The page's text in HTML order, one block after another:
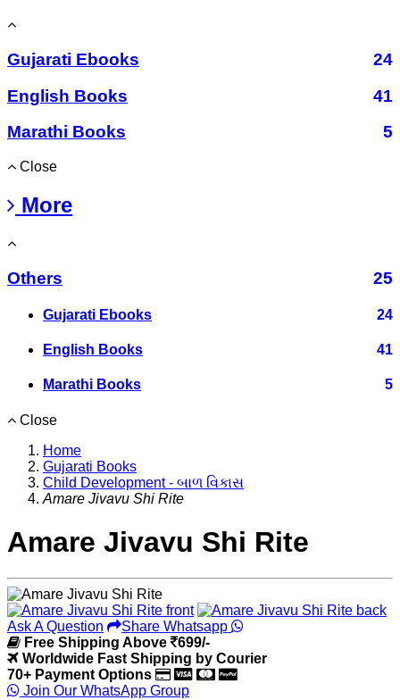
Gujarati Ebooks
24
English Books
41
Marathi Books
5
Close
More
Others 25
Gujarati Ebooks 24
English Books 41
Marathi Books 5
Close
Home
Gujarati Books
Child Development - બાળ વિકાસ
Amare Jivavu Shi Rite
Amare Jivavu Shi Rite
Ask A Question
Share Whatsapp
Free Shipping Above
699/-
Worldwide Fast Shipping by Courier
70+ Payment Options
Join Our WhatsApp Group